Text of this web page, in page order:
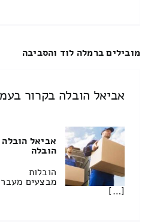
מובילים ברמלה לוד והסביבה
אביאל הובלה בקרור
אביאל
הובלה
הובלות
מבצעים מעבר
[…]